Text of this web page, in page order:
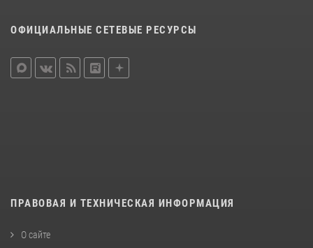
ОФИЦИАЛЬНЫЕ СЕТЕВЫЕ РЕСУРСЫ
ПРАВОВАЯ И ТЕХНИЧЕСКАЯ ИНФОРМАЦИЯ
О сайте